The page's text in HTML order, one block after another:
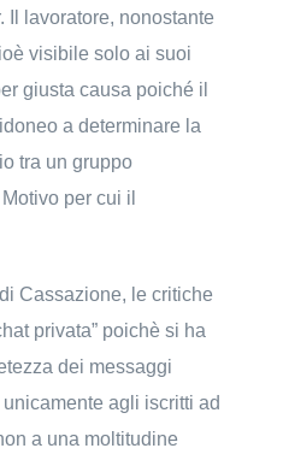
Il lavoratore, nonostante
visibile solo ai suoi
giusta causa poiché il
a determinare la
tra un gruppo
per cui il
Cassazione, le critiche
privata” poichè si ha
dei messaggi
agli iscritti ad
a una moltitudine